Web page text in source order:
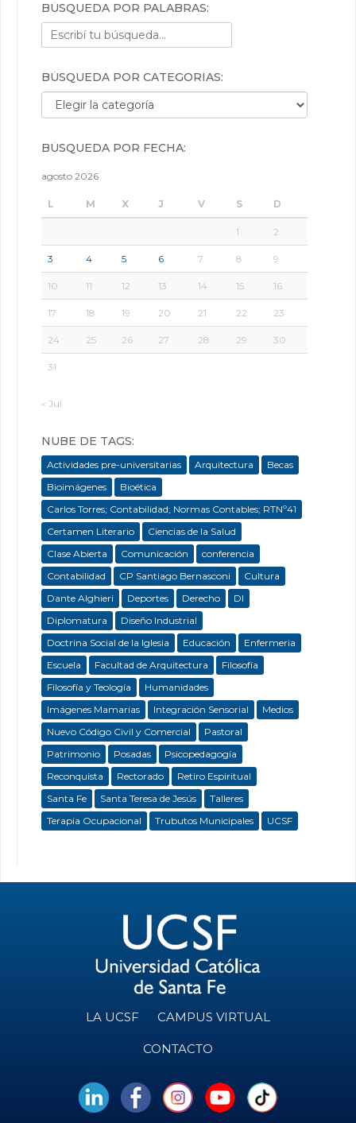
BÚSQUEDA POR PALABRAS:
BÚSQUEDA POR CATEGORÍAS:
Búsqueda por categorías:
BÚSQUEDA POR FECHA:
agosto 2026
L M X J V S D
1 2
3 4 5 6 7 8 9
10 11 12 13 14 15 16
17 18 19 20 21 22 23
24 25 26 27 28 29 30
31
« Jul
NUBE DE TAGS:
Actividades pre-universitarias Arquitectura
Becas
Bioimágenes
Bioética
Carlos Torres; Contabilidad; Normas Contables; RTNº41
Certamen Literario
Ciencias de la Salud
Clase Abierta
Comunicación
conferencia
Contabilidad
CP Santiago Bernasconi
Cultura
Dante Alghieri
Deportes Derecho
DI
Diplomatura
Diseño Industrial
Doctrina Social de la Iglesia
Educación
Enfermeria
Escuela
Facultad de Arquitectura
Filosofía
Filosofía y Teología
Humanidades
Imágenes Mamarias
Integración Sensorial
Medios
Nuevo Código Civil y Comercial
Pastoral
Patrimonio
Posadas
Psicopedagogía
Reconquista
Rectorado
Retiro Espiritual
Santa Fe
Santa Teresa de Jesús
Talleres
Terapia Ocupacional
Trubutos Municipales UCSF
LA UCSF CAMPUS VIRTUAL
CONTACTO